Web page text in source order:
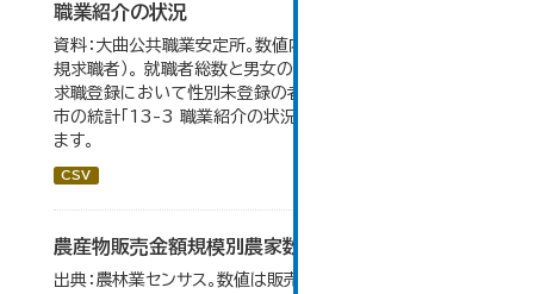
職業紹介の状況
資料：大曲公共職業安定所。数値内の就職率は（就職者/新
規求職者）。 就職者総数と男女の合計が一致しないのは、
求職登録において性別未登録の者も含まれるため。 大仙
市の統計「13-3 職業紹介の状況」のデータを参照してい
ます。
CSV
農産物販売金額規模別農家数
出典：農林業センサス。数値は販売農家のみ。 大仙市の統